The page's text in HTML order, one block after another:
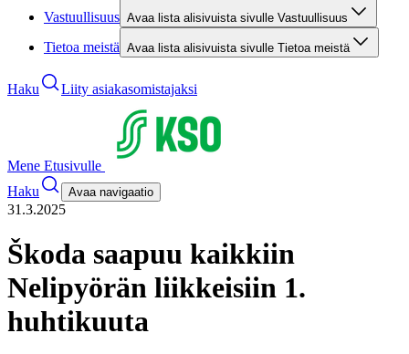
Vastuullisuus Avaa lista alisivuista sivulle Vastuullisuus
Tietoa meistä Avaa lista alisivuista sivulle Tietoa meistä
Haku Liity asiakasomistajaksi
Mene Etusivulle
Haku
Avaa navigaatio
31.3.2025
Škoda saapuu kaikkiin
Nelipyörän liikkeisiin 1.
huhtikuuta